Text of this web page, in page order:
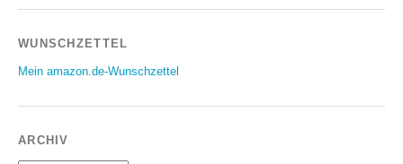
WUNSCHZETTEL
Mein amazon.de-Wunschzettel
ARCHIV